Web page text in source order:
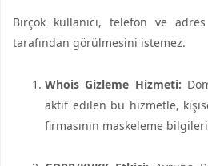
Birçok kullanıcı, telefon ve
tarafından görülmesini istemez.
Whois Gizleme Hizmeti:
aktif edilen bu hizmetle,
firmasının maskeleme